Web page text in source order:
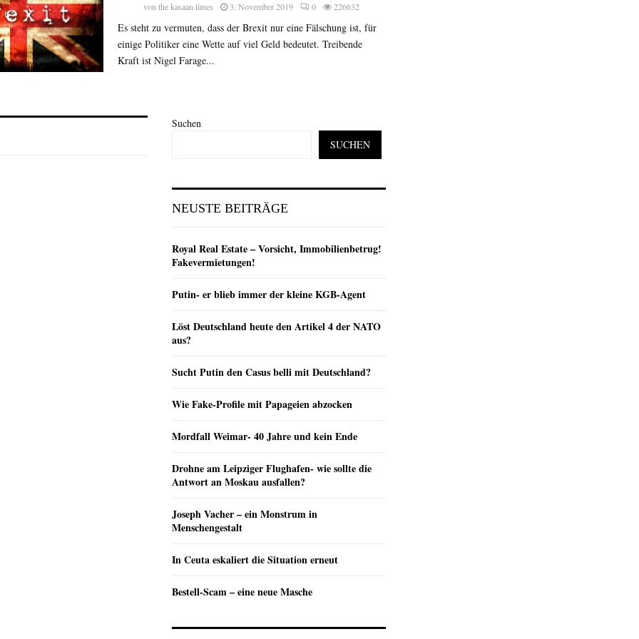
vonthe kasaan times 3. November 2019 0 226632
Es steht zu vermuten, dass der Brexit nur eine Fälschung ist, für
einige Politiker eine Wette auf viel Geld bedeutet. Treibende
Kraft ist Nigel Farage...
Suchen
SUCHEN
NEUSTE BEITRÄGE
Royal Real Estate – Vorsicht, Immobilienbetrug!
Fakevermietungen!
Putin- er blieb immer der kleine KGB-Agent
Löst Deutschland heute den Artikel 4 der NATO
aus?
Sucht Putin den Casus belli mit Deutschland?
Wie Fake-Profile mit Papageien abzocken
Mordfall Weimar- 40 Jahre und kein Ende
Drohne am Leipziger Flughafen- wie sollte die
Antwort an Moskau ausfallen?
Joseph Vacher – ein Monstrum in
Menschengestalt
In Ceuta eskaliert die Situation erneut
Bestell-Scam – eine neue Masche